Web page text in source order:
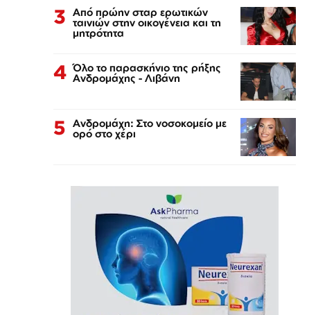
3 Από πρώην σταρ ερωτικών
ταινιών στην οικογένεια και τη
μητρότητα
4 Όλο το παρασκήνιο της ρήξης
Ανδρομάχης - Λιβάνη
5 Ανδρομάχη: Στο νοσοκομείο με
ορό στο χέρι